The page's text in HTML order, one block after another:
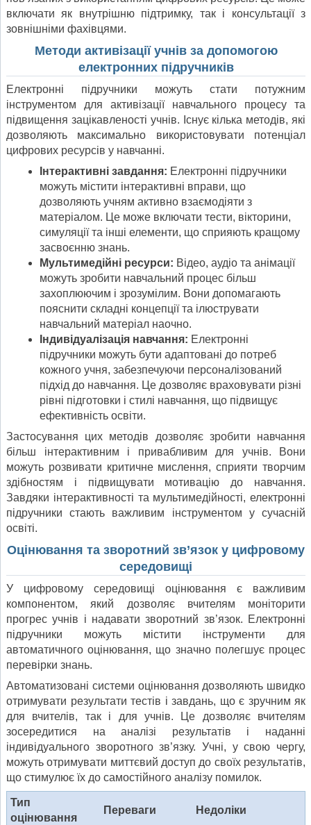
включати як внутрішню підтримку, так і консультації з
зовнішніми фахівцями.
Методи активізації учнів за допомогою
електронних підручників
Електронні підручники можуть стати потужним
інструментом для активізації навчального процесу та
підвищення зацікавленості учнів. Існує кілька методів, які
дозволяють максимально використовувати потенціал
цифрових ресурсів у навчанні.
Інтерактивні завдання: Електронні підручники
можуть містити інтерактивні вправи, що
дозволяють учням активно взаємодіяти з
матеріалом. Це може включати тести, вікторини,
симуляції та інші елементи, що сприяють кращому
засвоєнню знань.
Мультимедійні ресурси: Відео, аудіо та анімації
можуть зробити навчальний процес більш
захоплюючим і зрозумілим. Вони допомагають
пояснити складні концепції та ілюструвати
навчальний матеріал наочно.
Індивідуалізація навчання: Електронні
підручники можуть бути адаптовані до потреб
кожного учня, забезпечуючи персоналізований
підхід до навчання. Це дозволяє враховувати різні
рівні підготовки і стилі навчання, що підвищує
ефективність освіти.
Застосування цих методів дозволяє зробити навчання
більш інтерактивним і привабливим для учнів. Вони
можуть розвивати критичне мислення, сприяти творчим
здібностям і підвищувати мотивацію до навчання.
Завдяки інтерактивності та мультимедійності, електронні
підручники стають важливим інструментом у сучасній
освіті.
Оцінювання та зворотний зв’язок у цифровому
середовищі
У цифровому середовищі оцінювання є важливим
компонентом, який дозволяє вчителям моніторити
прогрес учнів і надавати зворотний зв’язок. Електронні
підручники можуть містити інструменти для
автоматичного оцінювання, що значно полегшує процес
перевірки знань.
Автоматизовані системи оцінювання дозволяють швидко
отримувати результати тестів і завдань, що є зручним як
для вчителів, так і для учнів. Це дозволяє вчителям
зосередитися на аналізі результатів і наданні
індивідуального зворотного зв’язку. Учні, у свою чергу,
можуть отримувати миттєвий доступ до своїх результатів,
що стимулює їх до самостійного аналізу помилок.
Тип
оцінювання
Переваги Недоліки